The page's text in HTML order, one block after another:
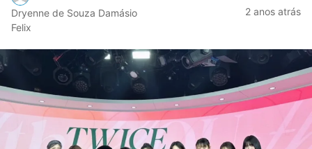
Dryenne de Souza Damásio
Felix
2 anos atrás